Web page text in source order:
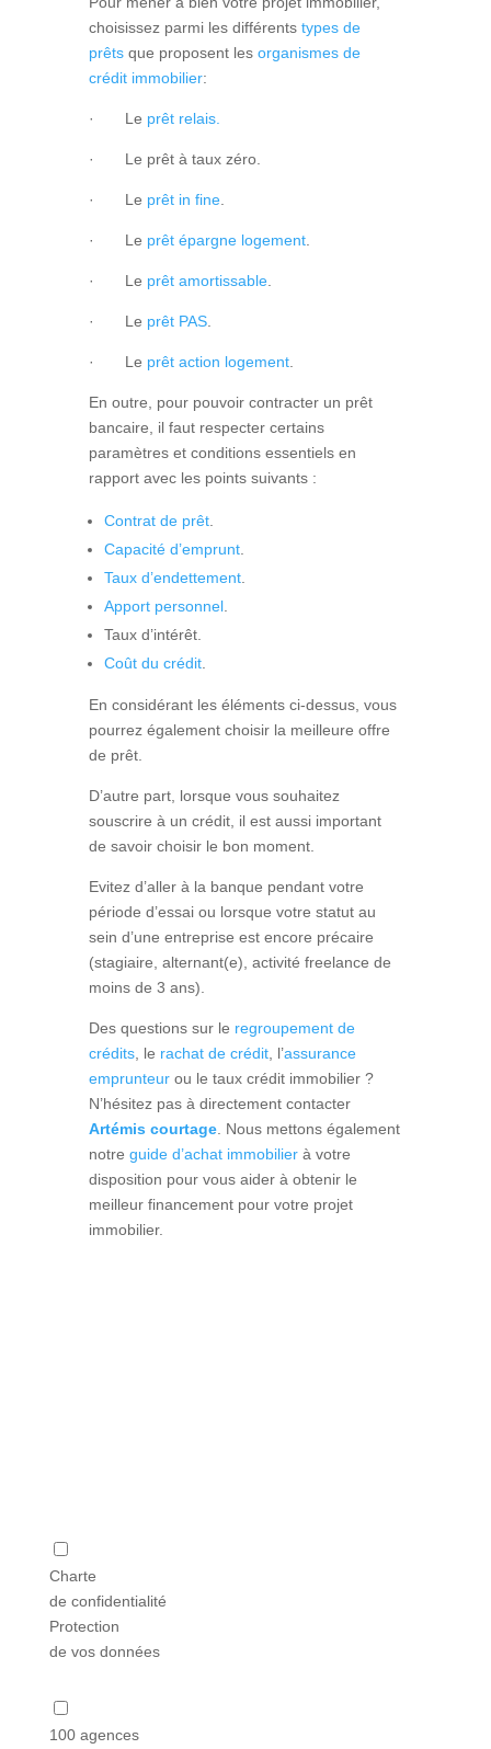
choisissez parmi les différents types de
prêts que proposent les organismes de
crédit immobilier:
· Le prêt relais.
· Le prêt à taux zéro.
· Le prêt in fine.
· Le prêt épargne logement.
· Le prêt amortissable.
· Le prêt PAS.
· Le prêt action logement.
En outre, pour pouvoir contracter un prêt
bancaire, il faut respecter certains
paramètres et conditions essentiels en
rapport avec les points suivants :
Contrat de prêt.
Capacité d’emprunt.
Taux d’endettement.
Apport personnel.
Taux d’intérêt.
Coût du crédit.
En considérant les éléments ci-dessus, vous
pourrez également choisir la meilleure offre
de prêt.
D’autre part, lorsque vous souhaitez
souscrire à un crédit, il est aussi important
de savoir choisir le bon moment.
Evitez d’aller à la banque pendant votre
période d’essai ou lorsque votre statut au
sein d’une entreprise est encore précaire
(stagiaire, alternant(e), activité freelance de
moins de 3 ans).
Des questions sur le regroupement de
crédits, le rachat de crédit, l’assurance
emprunteur ou le taux crédit immobilier ?
N’hésitez pas à directement contacter
Artémis courtage. Nous mettons également
notre guide d’achat immobilier à votre
disposition pour vous aider à obtenir le
meilleur financement pour votre projet
immobilier.
Charte
de confidentialité
Protection
de vos données
100 agences